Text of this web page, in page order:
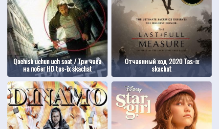
Qochish uchun uch soat / Три часа
на побег HD tas-ix skachat
Отчаянный ход 2020 Tas-ix
skachat